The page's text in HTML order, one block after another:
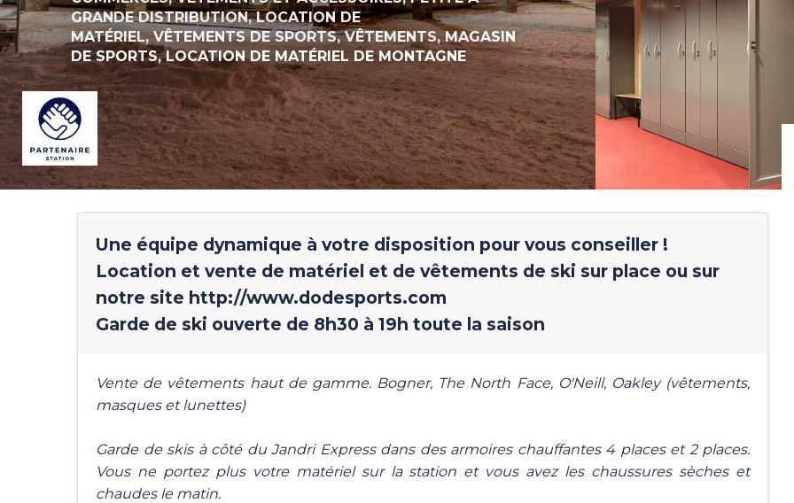
GRANDE DISTRIBUTION,LOCATION DE
MATÉRIEL,VÊTEMENTS DE SPORTS,VÊTEMENTS,MAGASIN
DE SPORTS,LOCATION DE MATÉRIEL DE MONTAGNE
Une équipe dynamique à votre disposition pour vous conseiller !
Location et vente de matériel et de vêtements de ski sur place ou sur
notre site http://www.dodesports.com
Garde de ski ouverte de 8h30 à 19h toute la saison
Vente de vêtements haut de gamme. Bogner, The North Face, O'Neill, Oakley (vêtements,
masques et lunettes)
Garde de skis à côté du Jandri Express dans des armoires chauffantes 4 places et 2 places.
Vous ne portez plus votre matériel sur la station et vous avez les chaussures sèches et
chaudes le matin.